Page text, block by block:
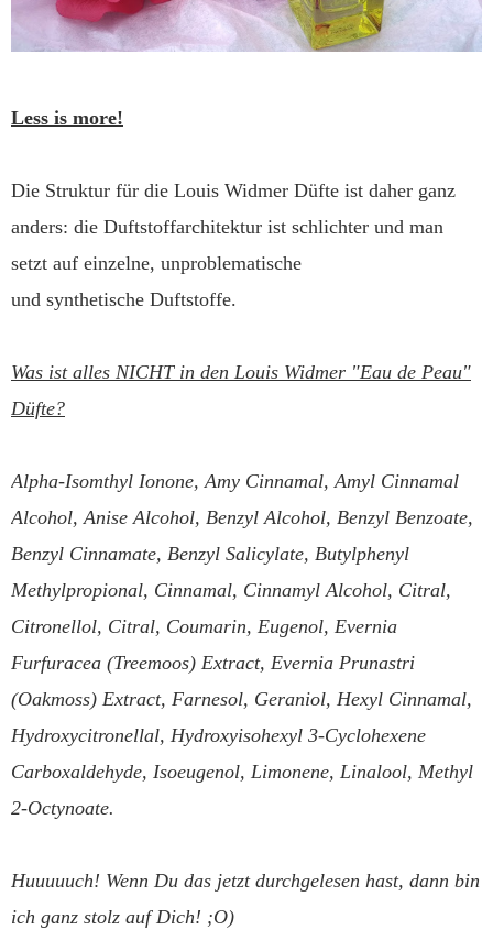
Less is more!
Die Struktur für die Louis Widmer Düfte ist daher ganz
anders: die Duftstoffarchitektur ist schlichter und man
setzt auf einzelne, unproblematische
und synthetische Duftstoffe.
Was ist alles NICHT in den Louis Widmer "Eau de Peau"
Düfte?
Alpha-Isomthyl Ionone, Amy Cinnamal, Amyl Cinnamal
Alcohol, Anise Alcohol, Benzyl Alcohol, Benzyl Benzoate,
Benzyl Cinnamate, Benzyl Salicylate, Butylphenyl
Methylpropional, Cinnamal, Cinnamyl Alcohol, Citral,
Citronellol, Citral, Coumarin, Eugenol, Evernia
Furfuracea (Treemoos) Extract, Evernia Prunastri
(Oakmoss) Extract, Farnesol, Geraniol, Hexyl Cinnamal,
Hydroxycitronellal, Hydroxyisohexyl 3-Cyclohexene
Carboxaldehyde, Isoeugenol, Limonene, Linalool, Methyl
2-Octynoate.
Huuuuuch! Wenn Du das jetzt durchgelesen hast, dann bin
ich ganz stolz auf Dich! ;O)